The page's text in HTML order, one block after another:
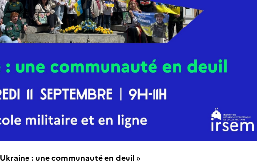
Ukraine : une communauté en deuil »